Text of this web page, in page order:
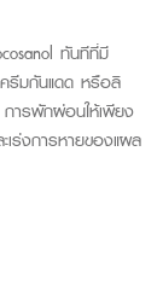
ทันทีที่มี
รีมกันแดด หรือลิ
ารพักผ่อนให้เพียง
เร่งการหายของแผล